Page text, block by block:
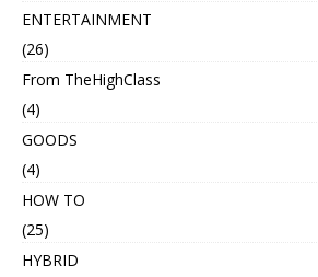
ENTERTAINMENT
(26)
From TheHighClass
(4)
GOODS
(4)
HOW TO
(25)
HYBRID